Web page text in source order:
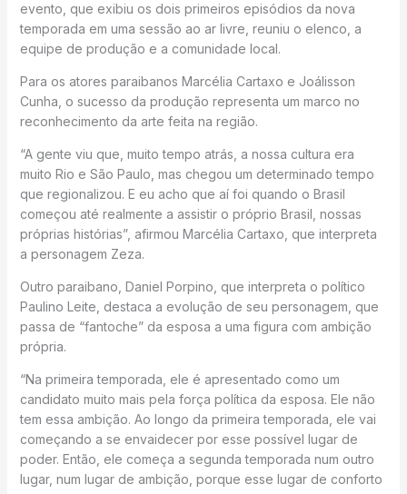
evento, que exibiu os dois primeiros episódios da nova
temporada em uma sessão ao ar livre, reuniu o elenco, a
equipe de produção e a comunidade local.
Para os atores paraibanos Marcélia Cartaxo e Joálisson
Cunha, o sucesso da produção representa um marco no
reconhecimento da arte feita na região.
“A gente viu que, muito tempo atrás, a nossa cultura era
muito Rio e São Paulo, mas chegou um determinado tempo
que regionalizou. E eu acho que aí foi quando o Brasil
começou até realmente a assistir o próprio Brasil, nossas
próprias histórias”, afirmou Marcélia Cartaxo, que interpreta
a personagem Zeza.
Outro paraibano, Daniel Porpino, que interpreta o político
Paulino Leite, destaca a evolução de seu personagem, que
passa de “fantoche” da esposa a uma figura com ambição
própria.
“Na primeira temporada, ele é apresentado como um
candidato muito mais pela força política da esposa. Ele não
tem essa ambição. Ao longo da primeira temporada, ele vai
começando a se envaidecer por esse possível lugar de
poder. Então, ele começa a segunda temporada num outro
lugar, num lugar de ambição, porque esse lugar de conforto